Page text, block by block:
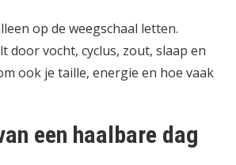
op de weegschaal letten.
door vocht, cyclus, zout, slaap en
ook je taille, energie en hoe vaak
een haalbare dag